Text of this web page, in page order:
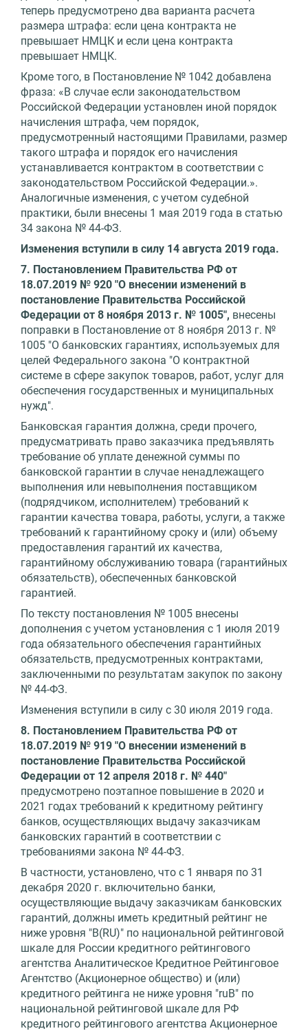
теперь предусмотрено два варианта расчета
размера штрафа: если цена контракта не
превышает НМЦК и если цена контракта
превышает НМЦК.
Кроме того, в Постановление № 1042 добавлена
фраза: «В случае если законодательством
Российской Федерации установлен иной порядок
начисления штрафа, чем порядок,
предусмотренный настоящими Правилами, размер
такого штрафа и порядок его начисления
устанавливается контрактом в соответствии с
законодательством Российской Федерации.».
Аналогичные изменения, с учетом судебной
практики, были внесены 1 мая 2019 года в статью
34 закона № 44-ФЗ.
Изменения вступили в силу 14 августа 2019 года.
7. Постановлением Правительства РФ от
18.07.2019 № 920 "О внесении изменений в
постановление Правительства Российской
Федерации от 8 ноября 2013 г. № 1005", внесены
поправки в Постановление от 8 ноября 2013 г. №
1005 "О банковских гарантиях, используемых для
целей Федерального закона "О контрактной
системе в сфере закупок товаров, работ, услуг для
обеспечения государственных и муниципальных
нужд".
Банковская гарантия должна, среди прочего,
предусматривать право заказчика предъявлять
требование об уплате денежной суммы по
банковской гарантии в случае ненадлежащего
выполнения или невыполнения поставщиком
(подрядчиком, исполнителем) требований к
гарантии качества товара, работы, услуги, а также
требований к гарантийному сроку и (или) объему
предоставления гарантий их качества,
гарантийному обслуживанию товара (гарантийных
обязательств), обеспеченных банковской
гарантией.
По тексту постановления № 1005 внесены
дополнения с учетом установления с 1 июля 2019
года обязательного обеспечения гарантийных
обязательств, предусмотренных контрактами,
заключенными по результатам закупок по закону
№ 44-ФЗ.
Изменения вступили в силу с 30 июля 2019 года.
8. Постановлением Правительства РФ от
18.07.2019 № 919 "О внесении изменений в
постановление Правительства Российской
Федерации от 12 апреля 2018 г. № 440"
предусмотрено поэтапное повышение в 2020 и
2021 годах требований к кредитному рейтингу
банков, осуществляющих выдачу заказчикам
банковских гарантий в соответствии с
требованиями закона № 44-ФЗ.
В частности, установлено, что с 1 января по 31
декабря 2020 г. включительно банки,
осуществляющие выдачу заказчикам банковских
гарантий, должны иметь кредитный рейтинг не
ниже уровня "B(RU)" по национальной рейтинговой
шкале для России кредитного рейтингового
агентства Аналитическое Кредитное Рейтинговое
Агентство (Акционерное общество) и (или)
кредитного рейтинга не ниже уровня "ruB" по
национальной рейтинговой шкале для РФ
кредитного рейтингового агентства Акционерное